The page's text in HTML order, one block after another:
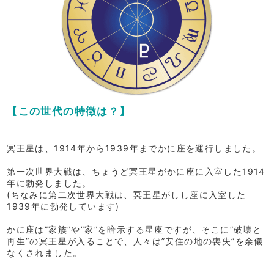
【この世代の特徴は？】
冥王星は、1914年から1939年までかに座を運行しました。
第一次世界大戦は、ちょうど冥王星がかに座に入室した1914
年に勃発しました。
(ちなみに第二次世界大戦は、冥王星がしし座に入室した
1939年に勃発しています)
かに座は”家族”や”家”を暗示する星座ですが、そこに”破壊と
再生”の冥王星が入ることで、人々は”安住の地の喪失”を余儀
なくされました。